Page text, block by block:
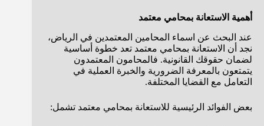
أهمية الاستعانة بمحامي معتمد
عند البحث عن اسماء المحامين المعتمدين في الرياض،
نجد أن الاستعانة بمحامي معتمد تعد خطوة أساسية
لضمان حقوقك القانونية. فالمحامون المعتمدون
يتمتعون بالمعرفة الضرورية والخبرة العملية في
التعامل مع القضايا المختلفة.
بعض الفوائد الرئيسية للاستعانة بمحامي معتمد تشمل: